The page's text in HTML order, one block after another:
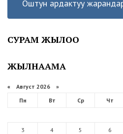
Оштун ардактуу
СУРАМ ЖЫЛОО
ЖЫЛНААМА
« Август 2026 »
Пн
Вт Ср Чт
3
4 5 6